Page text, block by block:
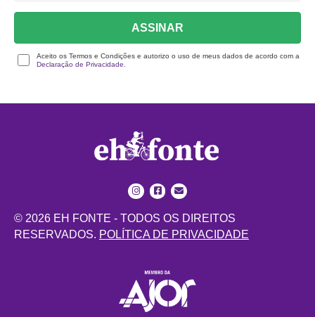
ASSINAR
Aceito os Termos e Condições e autorizo o uso de meus dados de acordo com a
Declaração de Privacidade.
© 2026 EH FONTE - TODOS OS DIREITOS
RESERVADOS. POLÍTICA DE PRIVACIDADE